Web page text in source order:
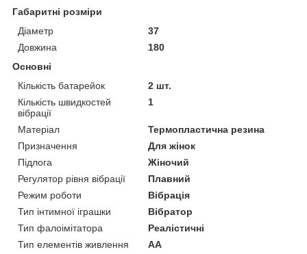
Габаритні розміри
Діаметр
37
Довжина
180
Основні
Кількість батарейок
2 шт.
Кількість швидкостей
вібрації
1
Матеріал
Термопластична резина
Призначення
Для жінок
Підлога
Жіночий
Регулятор рівня вібрації
Плавний
Режим роботи
Вібрація
Тип інтимної іграшки
Вібратор
Тип фалоімітатора
Реалістичні
Тип елементів живлення
AA